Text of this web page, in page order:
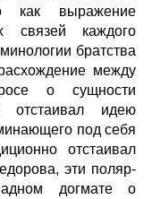
как выражение
связей каждого
братства
между
о сущности
отстаивал идею
под себя
отстаивал
эти поляр­
догмате о